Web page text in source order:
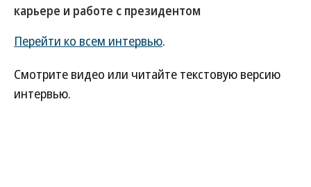
карьере и работе с президентом
Перейти ко всем интервью.
Смотрите видео или читайте текстовую версию
интервью.